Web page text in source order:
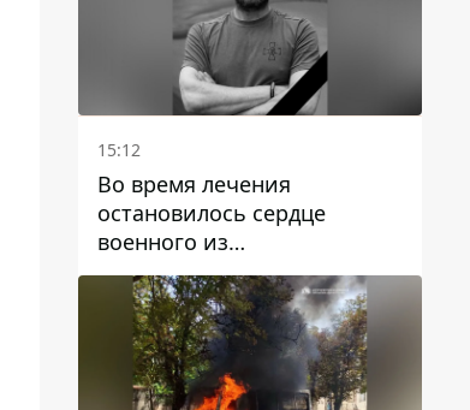
15:12
Во время лечения
остановилось сердце
военного из
Днепропетровской области
Ростислава Лупашко